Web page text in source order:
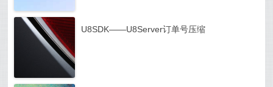
U8SDK——U8Server订单号压缩